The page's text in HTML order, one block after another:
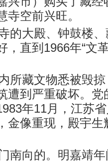
寺空前兴旺。
的大殿、钟鼓楼
，直到1966年“文
所藏文物悉被毁
遭到严重破坏。
年11月，江苏
金像重现，殿宇
南向的。明嘉靖